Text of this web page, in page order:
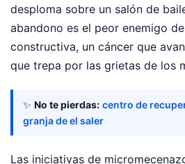
desploma sobre un salón de
abandono es el peor enemigo
constructiva, un cáncer que
que trepa por las grietas de los
✨ No te pierdas: centro de
granja de el saler
Las iniciativas de